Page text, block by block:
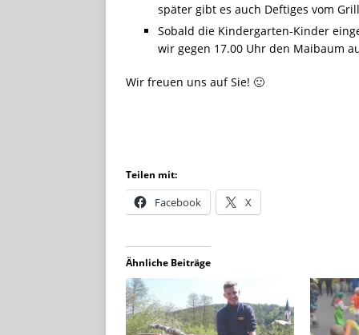
später gibt es auch Deftiges vom
Sobald die Kindergarten-Kinder
wir gegen 17.00 Uhr den Maibaum
Wir freuen uns auf Sie! 🙂
Teilen mit:
Facebook X
Ähnliche Beiträge